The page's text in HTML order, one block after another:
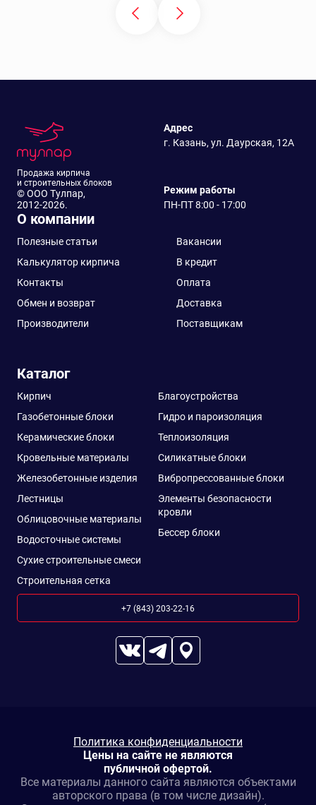
Продажа кирпича
и строительных блоков
© ООО Тулпар,
2012-2026.
Адрес
г. Казань, ул. Даурская, 12А
Режим работы
ПН-ПТ 8:00 - 17:00
О компании
Полезные статьи
Вакансии
Калькулятор кирпича
В кредит
Контакты
Оплата
Обмен и возврат
Доставка
Производители
Поставщикам
Каталог
Кирпич
Газобетонные блоки
Керамические блоки
Кровельные материалы
Железобетонные изделия
Лестницы
Облицовочные материалы
Водосточные системы
Сухие строительные смеси
Строительная сетка
Благоустройства
Гидро и пароизоляция
Теплоизоляция
Силикатные блоки
Вибропрессованные блоки
Элементы безопасности
кровли
Бессер блоки
+7 (843) 203-22-16
Цены на сайте не являются
публичной офертой.
Все материалы данного сайта являются объектами
авторского права (в том числе дизайн).
Политика конфиденциальности